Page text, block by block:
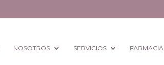
NOSOTROS SERVICIOS FARMACIA